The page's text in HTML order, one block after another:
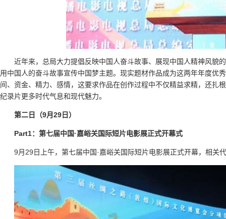
近年来，总局大力提倡反映中国人奋斗故事、展现中国人精神风貌
用中国人的奋斗故事宣传中国梦主题。现实题材作品成为这两年年度优
间、资金、精力、感情，这要求作品在创作过程中不仅精益求精，还扎
纪录片更多时代气息和现代魅力。
第二日（9月29日）
Part1：第七届中国·嘉峪关国际短片电影展正式开幕式
9月29日上午，第七届中国·嘉峪关国际短片电影展正式开幕，相关